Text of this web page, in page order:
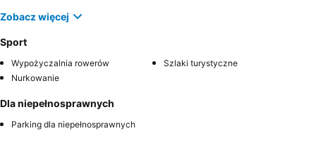
Zobacz więcej
Sport
Wypożyczalnia rowerów
Szlaki turystyczne
Nurkowanie
Dla niepełnosprawnych
Parking dla niepełnosprawnych